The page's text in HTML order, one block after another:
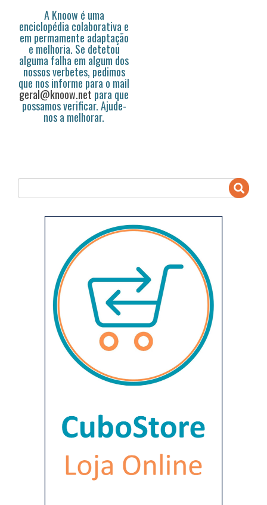
A Knoow é uma
enciclopédia colaborativa e
em permamente adaptação
e melhoria. Se detetou
alguma falha em algum dos
nossos verbetes, pedimos
que nos informe para o mail
geral@knoow.net para que
possamos verificar. Ajude-
nos a melhorar.